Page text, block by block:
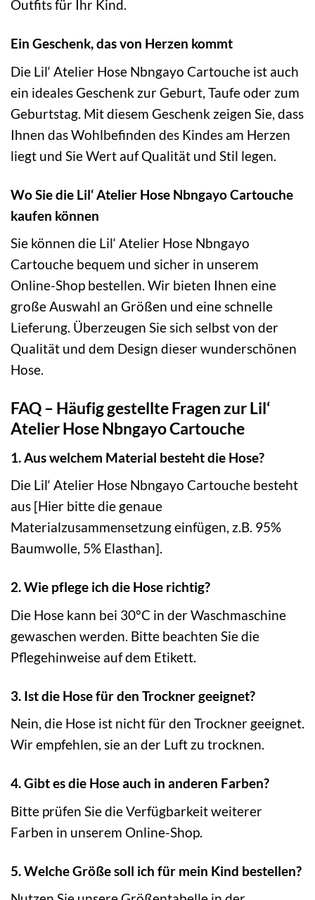
Outfits für Ihr Kind.
Ein Geschenk, das von Herzen kommt
Die Lil‘ Atelier Hose Nbngayo Cartouche ist auch
ein ideales Geschenk zur Geburt, Taufe oder zum
Geburtstag. Mit diesem Geschenk zeigen Sie, dass
Ihnen das Wohlbefinden des Kindes am Herzen
liegt und Sie Wert auf Qualität und Stil legen.
Wo Sie die Lil‘ Atelier Hose Nbngayo Cartouche
kaufen können
Sie können die Lil‘ Atelier Hose Nbngayo
Cartouche bequem und sicher in unserem
Online-Shop bestellen. Wir bieten Ihnen eine
große Auswahl an Größen und eine schnelle
Lieferung. Überzeugen Sie sich selbst von der
Qualität und dem Design dieser wunderschönen
Hose.
FAQ – Häufig gestellte Fragen zur Lil‘
Atelier Hose Nbngayo Cartouche
1. Aus welchem Material besteht die Hose?
Die Lil‘ Atelier Hose Nbngayo Cartouche besteht
aus [Hier bitte die genaue
Materialzusammensetzung einfügen, z.B. 95%
Baumwolle, 5% Elasthan].
2. Wie pflege ich die Hose richtig?
Die Hose kann bei 30°C in der Waschmaschine
gewaschen werden. Bitte beachten Sie die
Pflegehinweise auf dem Etikett.
3. Ist die Hose für den Trockner geeignet?
Nein, die Hose ist nicht für den Trockner geeignet.
Wir empfehlen, sie an der Luft zu trocknen.
4. Gibt es die Hose auch in anderen Farben?
Bitte prüfen Sie die Verfügbarkeit weiterer
Farben in unserem Online-Shop.
5. Welche Größe soll ich für mein Kind bestellen?